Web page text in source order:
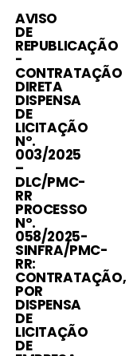
AVISO
DE
REPUBLICAÇÃO
-
CONTRATAÇÃO
DIRETA
DISPENSA
DE
LICITAÇÃO
Nº.
003/2025
–
DLC/PMC-
RR
PROCESSO
Nº.
058/2025-
SINFRA/PMC-
RR:
CONTRATAÇÃO,
POR
DISPENSA
DE
LICITAÇÃO
DE